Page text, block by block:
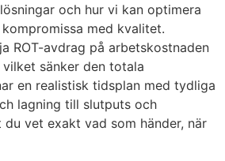
och hur vi kan optimera
med kvalitet.
ROT-avdrag på arbetskostnaden
sänker den totala
en realistisk tidsplan med tydliga
lagning till slutputs och
vet exakt vad som händer, när